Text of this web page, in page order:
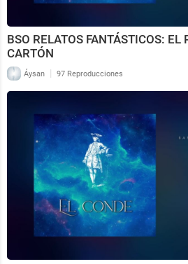
BSO RELATOS FANTÁSTICOS: EL
CARTÓN
Áysan | 97 Reproducciones